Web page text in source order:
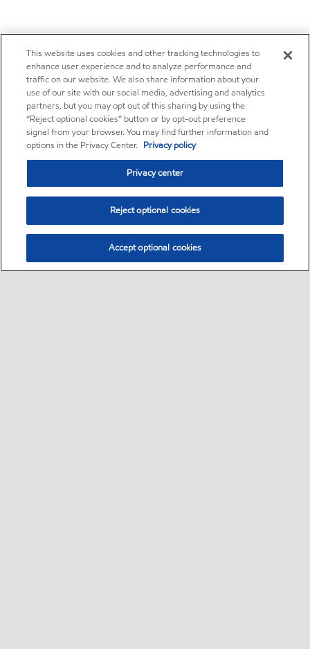
This website uses cookies and other tracking technologies to
enhance user experience and to analyze performance and
traffic on our website. We also share information about your
use of our site with our social media, advertising and analytics
partners, but you may opt out of this sharing by using the
“Reject optional cookies” button or by opt-out preference
signal from your browser. You may find further information and
options in the Privacy Center. Privacy policy
Privacy center
Reject optional cookies
Accept optional cookies